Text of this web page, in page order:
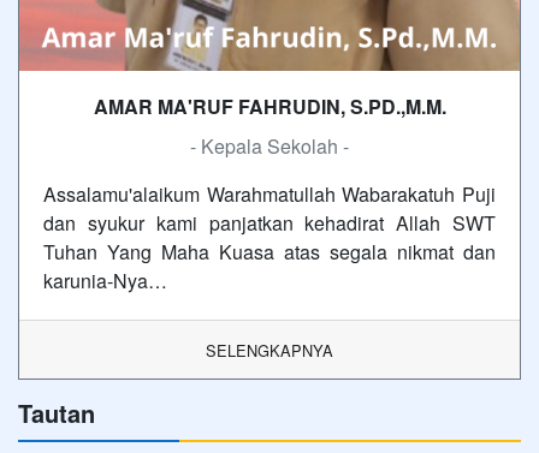
AMAR MA'RUF FAHRUDIN, S.PD.,M.M.
- Kepala Sekolah -
Assalamu'alaikum Warahmatullah Wabarakatuh Puji
dan syukur kami panjatkan kehadirat Allah SWT
Tuhan Yang Maha Kuasa atas segala nikmat dan
karunia-Nya…
SELENGKAPNYA
Tautan